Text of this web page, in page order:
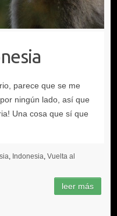
Indonesia Vuelta al